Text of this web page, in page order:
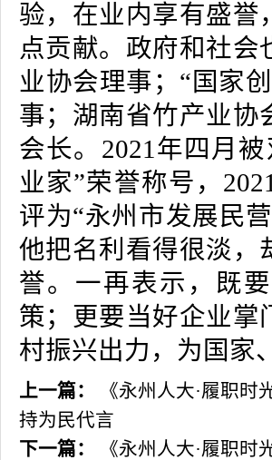
验，在业内享有盛誉
点贡献。政府和社会
业协会理事；“国家
事；湖南省竹产业协
会长。2021年四月
业家”荣誉称号，
评为“永州市发展民
他把名利看得很淡，
誉。一再表示，既
策；更要当好企业掌
村振兴出力，为国家
上一篇：
《永州人大·履职
持为民代言
下一篇：
《永州人大·履职